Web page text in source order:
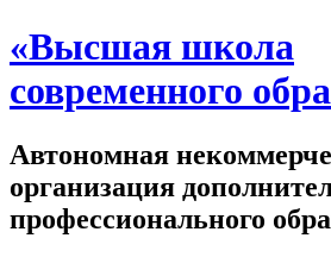
«Высшая школа
современного
Автономная
организация
профессионального